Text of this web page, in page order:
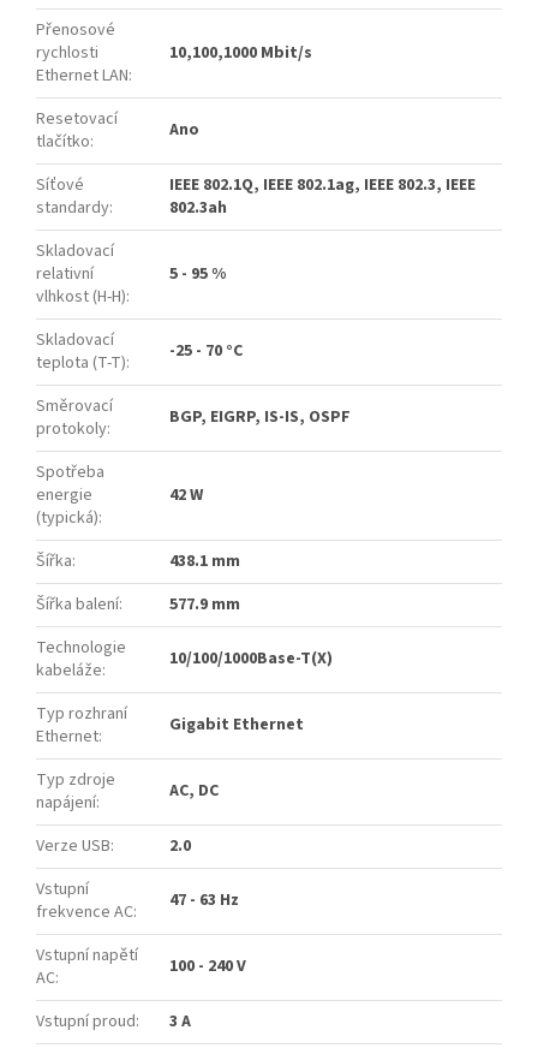
Přenosové
rychlosti
Ethernet LAN:
10,100,1000 Mbit/s
Resetovací
tlačítko: Ano
Síťové
standardy:
IEEE 802.1Q, IEEE 802.1ag, IEEE 802.3, IEEE
802.3ah
Skladovací
relativní
vlhkost (H-H):
5 - 95 %
Skladovací
teplota (T-T): -25 - 70 °C
Směrovací
protokoly: BGP, EIGRP, IS-IS, OSPF
Spotřeba
energie
(typická):
42 W
Šířka:
438.1 mm
Šířka balení:
577.9 mm
Technologie
kabeláže: 10/100/1000Base-T(X)
Typ rozhraní
Ethernet: Gigabit Ethernet
Typ zdroje
napájení: AC, DC
Verze USB:
2.0
Vstupní
frekvence AC: 47 - 63 Hz
Vstupní napětí
AC: 100 - 240 V
Vstupní proud:
3 A